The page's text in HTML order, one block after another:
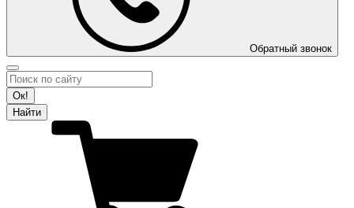
Обратный звонок
Ок!
Найти